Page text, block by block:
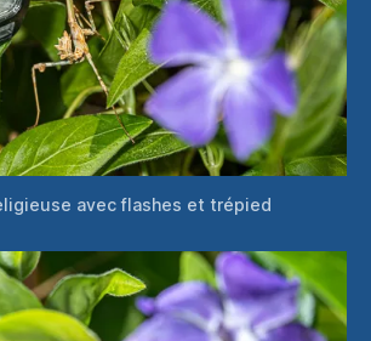
avec flashes et trépied